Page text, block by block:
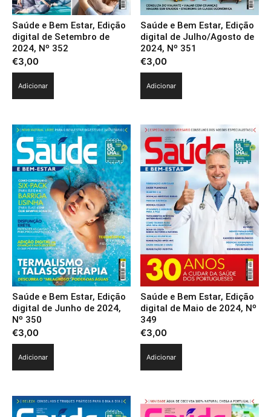
Saúde e Bem Estar, Edição
digital de Setembro de
2024, Nº 352
€3,00
Adicionar
Saúde e Bem Estar, Edição
digital de Julho/Agosto de
2024, Nº 351
€3,00
Adicionar
Saúde e Bem Estar, Edição
digital de Junho de 2024,
Nº 350
€3,00
Adicionar
Saúde e Bem Estar, Edição
digital de Maio de 2024, Nº
349
€3,00
Adicionar